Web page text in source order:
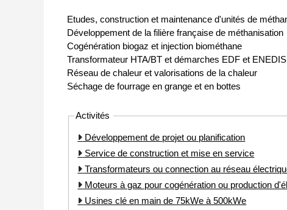
Etudes, construction et maintenance d'unités de
Développement de la filière française de méthanisation
Cogénération biogaz et injection biométhane
Transformateur HTA/BT et démarches EDF et ENEDIS
Réseau de chaleur et valorisations de la chaleur
Séchage de fourrage en grange et en bottes
Activités
Développement de projet ou planification
Service de construction et mise en service
Transformateurs ou connection au réseau
Moteurs à gaz pour cogénération ou production
Usines clé en main de 75kWe à 500kWe